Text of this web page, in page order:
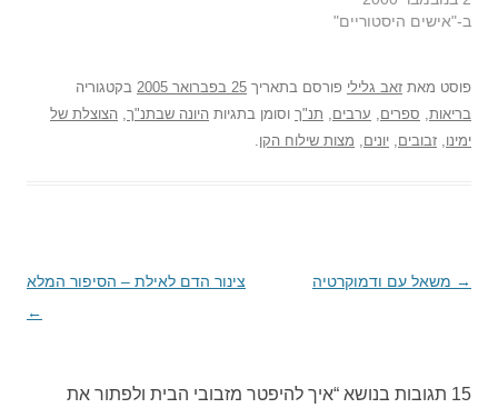
ב-"אישים היסטוריים"
פוסט מאת זאב גלילי פורסם בתאריך 25 בפברואר 2005
בקטגוריה
בריאות, ספרים, ערבים, תנ"ך וסומן בתגיות היונה שבתנ"ך, הצוצלת של
ימינו, זבובים, יונים, מצות שילוח הקן.
ניווט
→ משאל עם ודמוקרטיה
צינור הדם לאילת – הסיפור המלא
←
15 תגובות בנושא “
איך להיפטר מזבובי הבית ולפתור את